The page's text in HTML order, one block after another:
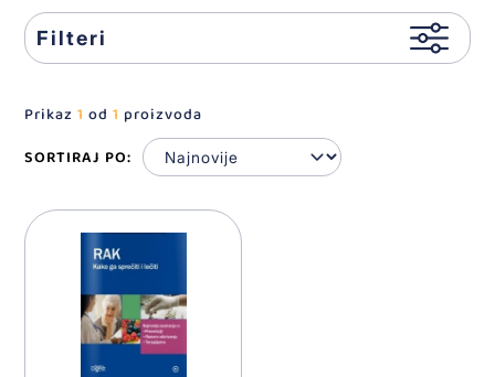
Filteri
Prikaz1 od1 proizvoda
SORTIRAJ PO: